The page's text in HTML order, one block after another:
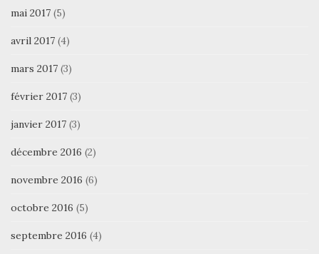
mai 2017 (5)
avril 2017 (4)
mars 2017 (3)
février 2017 (3)
janvier 2017 (3)
décembre 2016 (2)
novembre 2016 (6)
octobre 2016 (5)
septembre 2016 (4)